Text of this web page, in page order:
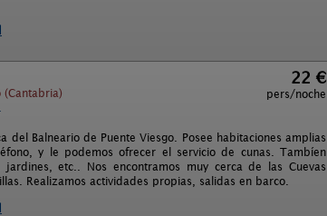
(Cantabria)
22 €
pers/noche
Balneario de Puente Viesgo. Posee habitaciones amplias
y le podemos ofrecer el servicio de cunas. Tambíen
etc.. Nos encontramos muy cerca de las Cuevas
Realizamos actividades propias, salidas en barco.